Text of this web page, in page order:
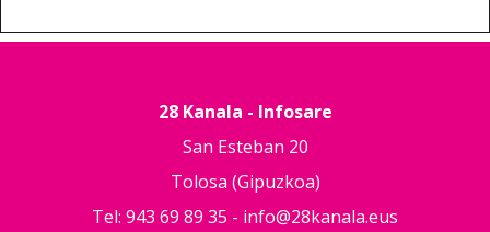
28 Kanala - Infosare
San Esteban 20
Tolosa (Gipuzkoa)
Tel: 943 69 89 35 - info@28kanala.eus